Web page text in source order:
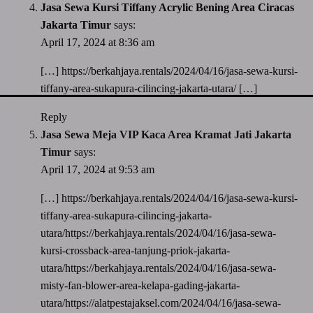
Jasa Sewa Kursi Tiffany Acrylic Bening Area Ciracas
Jakarta Timur says:
April 17, 2024 at 8:36 am
[…] https://berkahjaya.rentals/2024/04/16/jasa-sewa-kursi-
tiffany-area-sukapura-cilincing-jakarta-utara/[…]
Reply
Jasa Sewa Meja VIP Kaca Area Kramat Jati Jakarta
Timur says:
April 17, 2024 at 9:53 am
[…] https://berkahjaya.rentals/2024/04/16/jasa-sewa-kursi-
tiffany-area-sukapura-cilincing-jakarta-
utara/https://berkahjaya.rentals/2024/04/16/jasa-sewa-
kursi-crossback-area-tanjung-priok-jakarta-
utara/https://berkahjaya.rentals/2024/04/16/jasa-sewa-
misty-fan-blower-area-kelapa-gading-jakarta-
utara/https://alatpestajaksel.com/2024/04/16/jasa-sewa-